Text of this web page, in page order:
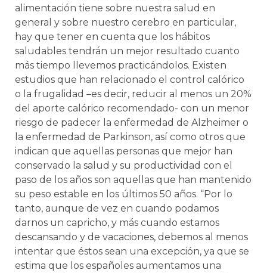
alimentación tiene sobre nuestra salud en
general y sobre nuestro cerebro en particular,
hay que tener en cuenta que los hábitos
saludables tendrán un mejor resultado cuanto
más tiempo llevemos practicándolos. Existen
estudios que han relacionado el control calórico
o la frugalidad –es decir, reducir al menos un 20%
del aporte calórico recomendado- con un menor
riesgo de padecer la enfermedad de Alzheimer o
la enfermedad de Parkinson, así como otros que
indican que aquellas personas que mejor han
conservado la salud y su productividad con el
paso de los años son aquellas que han mantenido
su peso estable en los últimos 50 años. “Por lo
tanto, aunque de vez en cuando podamos
darnos un capricho, y más cuando estamos
descansando y de vacaciones, debemos al menos
intentar que éstos sean una excepción, ya que se
estima que los españoles aumentamos una